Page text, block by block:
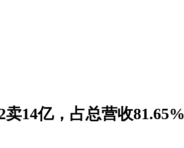
14亿，占总营收81.65%